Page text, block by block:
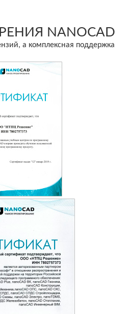
NANOCAD
а комплексная поддержка